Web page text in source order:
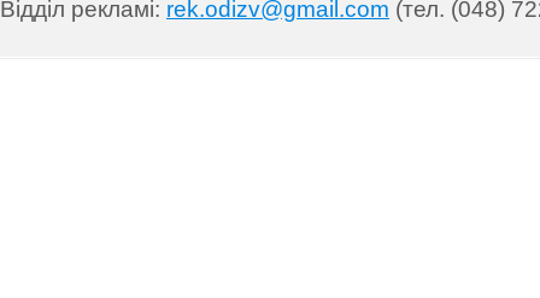
Відділ рекламі: rek.odizv@gmail.com (тел. (048)